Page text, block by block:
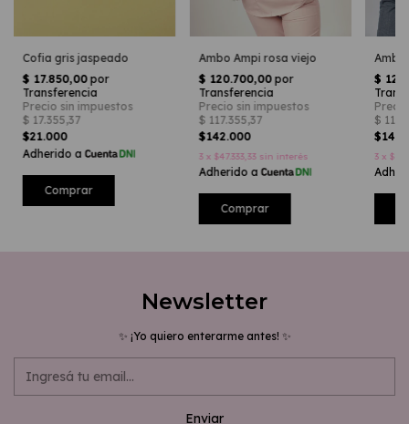
Cofia gris jaspeado
$21.000
Ambo Ampi rosa viejo
$142.000
3 x $47.333,33 sin interés
Comprar
Ambo
3 x
Newsletter
✨ ¡Yo quiero enterarme antes! ✨